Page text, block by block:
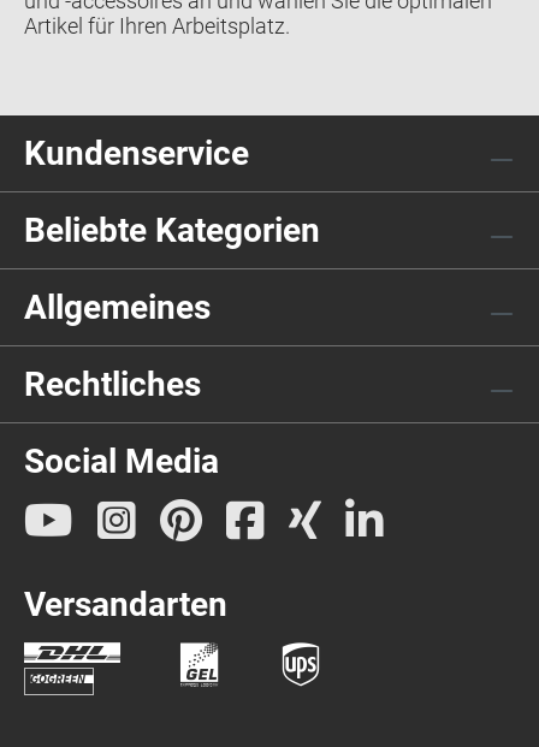
Artikel für Ihren Arbeitsplatz.
Kundenservice
Beliebte Kategorien
Allgemeines
Rechtliches
Social Media
Versandarten